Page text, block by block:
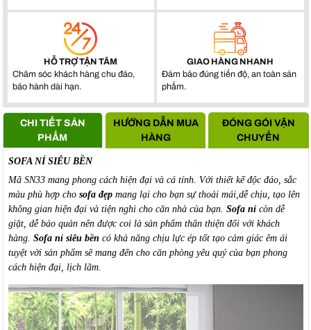
HỖ TRỢ TẬN TÂM
Chăm sóc khách hàng chu đáo,
bảo hành dài hạn.
GIAO HÀNG NHANH
Đảm bảo đúng tiến độ, an toàn sản
phẩm.
CHI TIẾT SẢN
PHẨM
HƯỚNG DẪN MUA
HÀNG
ĐÓNG GÓI VẬN
CHUYỂN
SOFA NỈ SIÊU BỀN
Mã SN33 mang phong cách hiện đại và cá tính. Với thiết kế độc đáo, sắc
màu phù hợp cho sofa đẹpmang lại cho bạn sự thoải mái,dễ chịu, tạo lên
không gian hiện đại và tiện nghi cho căn nhà của bạn. Sofa nỉcòn dễ
giặt, dễ bảo quản nên được coi là sản phẩm thân thiện đối với khách
hàng. Sofa nỉ siêu bền có khả năng chịu lực ép tốt tạo cảm giác êm ái
tuyệt vời sản phẩm sẽ mang đến cho căn phòng yêu quý của bạn phong
cách hiện đại, lịch lãm.